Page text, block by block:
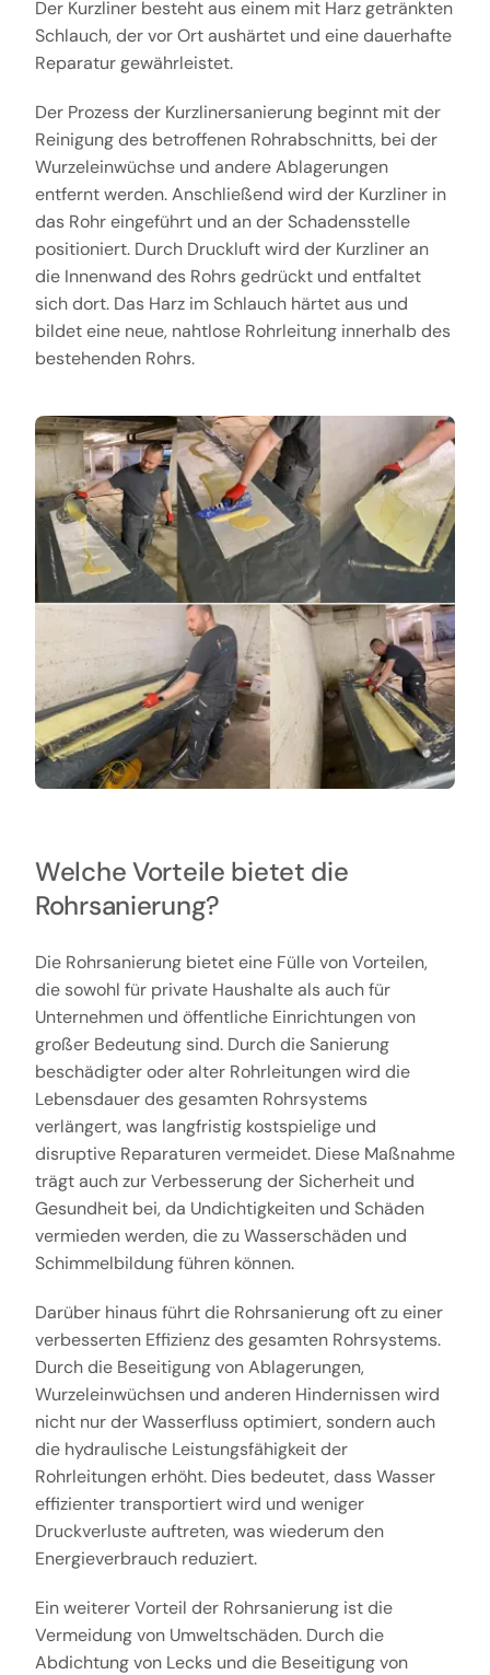
Der Kurzliner besteht aus einem mit Harz getränkten
Schlauch, der vor Ort aushärtet und eine dauerhafte
Reparatur gewährleistet.
Der Prozess der Kurzlinersanierung beginnt mit der
Reinigung des betroffenen Rohrabschnitts, bei der
Wurzeleinwüchse und andere Ablagerungen
entfernt werden. Anschließend wird der Kurzliner in
das Rohr eingeführt und an der Schadensstelle
positioniert. Durch Druckluft wird der Kurzliner an
die Innenwand des Rohrs gedrückt und entfaltet
sich dort. Das Harz im Schlauch härtet aus und
bildet eine neue, nahtlose Rohrleitung innerhalb des
bestehenden Rohrs.
Welche Vorteile bietet die
Rohrsanierung?
Die Rohrsanierung bietet eine Fülle von Vorteilen,
die sowohl für private Haushalte als auch für
Unternehmen und öffentliche Einrichtungen von
großer Bedeutung sind. Durch die Sanierung
beschädigter oder alter Rohrleitungen wird die
Lebensdauer des gesamten Rohrsystems
verlängert, was langfristig kostspielige und
disruptive Reparaturen vermeidet. Diese Maßnahme
trägt auch zur Verbesserung der Sicherheit und
Gesundheit bei, da Undichtigkeiten und Schäden
vermieden werden, die zu Wasserschäden und
Schimmelbildung führen können.
Darüber hinaus führt die Rohrsanierung oft zu einer
verbesserten Effizienz des gesamten Rohrsystems.
Durch die Beseitigung von Ablagerungen,
Wurzeleinwüchsen und anderen Hindernissen wird
nicht nur der Wasserfluss optimiert, sondern auch
die hydraulische Leistungsfähigkeit der
Rohrleitungen erhöht. Dies bedeutet, dass Wasser
effizienter transportiert wird und weniger
Druckverluste auftreten, was wiederum den
Energieverbrauch reduziert.
Ein weiterer Vorteil der Rohrsanierung ist die
Vermeidung von Umweltschäden. Durch die
Abdichtung von Lecks und die Beseitigung von